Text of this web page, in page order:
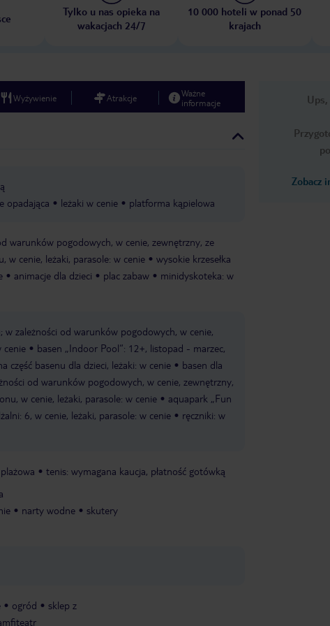
Tylko u nas opieka na
wakacjach 24/7
10 000 hoteli w ponad 50
krajach
Wyżywienie Atrakcje
Ważne
informacje
opadająca leżaki w cenie platforma kąpielowa
warunków pogodowych, w cenie, zewnętrzny, ze
w cenie, leżaki, parasole: w cenie
wysokie krzesełka
animacje dla dzieci plac zabaw
minidyskoteka: w
w zależności od warunków pogodowych, w cenie,
cenie
basen „Indoor Pool“: 12+, listopad - marzec,
część basenu dla dzieci, leżaki: w cenie
basen dla
od warunków pogodowych, w cenie, zewnętrzny,
w cenie, leżaki, parasole: w cenie
aquapark „Fun
6, w cenie, leżaki, parasole: w cenie
ręczniki: w
tenis: wymagana kaucja, płatność gotówką
narty wodne
skutery
ogród
sklep z
Zobacz